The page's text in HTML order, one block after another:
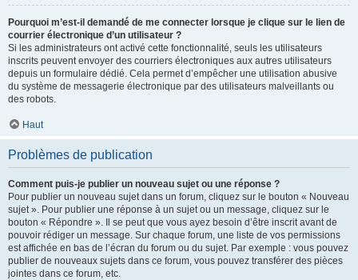
Pourquoi m’est-il demandé de me connecter lorsque je clique sur le lien de
courrier électronique d’un utilisateur ?
Si les administrateurs ont activé cette fonctionnalité, seuls les utilisateurs
inscrits peuvent envoyer des courriers électroniques aux autres utilisateurs
depuis un formulaire dédié. Cela permet d’empêcher une utilisation abusive
du système de messagerie électronique par des utilisateurs malveillants ou
des robots.
Haut
Problèmes de publication
Comment puis-je publier un nouveau sujet ou une réponse ?
Pour publier un nouveau sujet dans un forum, cliquez sur le bouton « Nouveau
sujet ». Pour publier une réponse à un sujet ou un message, cliquez sur le
bouton « Répondre ». Il se peut que vous ayez besoin d’être inscrit avant de
pouvoir rédiger un message. Sur chaque forum, une liste de vos permissions
est affichée en bas de l’écran du forum ou du sujet. Par exemple : vous pouvez
publier de nouveaux sujets dans ce forum, vous pouvez transférer des pièces
jointes dans ce forum, etc.